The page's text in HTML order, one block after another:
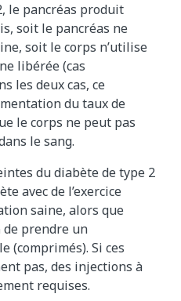
le pancréas produit
soit le pancréas ne
soit le corps n’utilise
libérée (cas
les deux cas, ce
du taux de
le corps ne peut pas
le sang.
du diabète de type 2
avec de l’exercice
saine, alors que
de prendre un
(comprimés). Si ces
pas, des injections à
requises.